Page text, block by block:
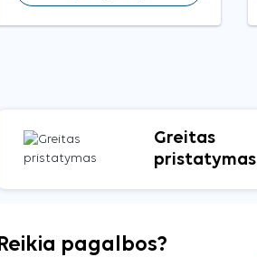
Greitas
pristatymas
Reikia pagalbos?